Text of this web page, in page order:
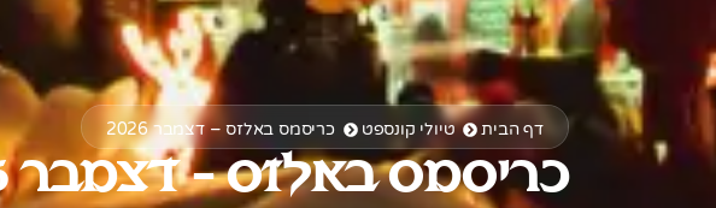
דף הבית טיולי קונספט כריסמס באלזס – דצמבר 2026
כריסמס באלזס - דצמבר 2026